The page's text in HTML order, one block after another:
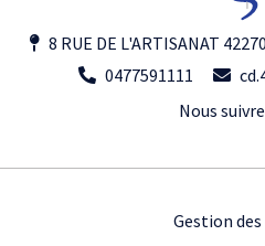
8 RUE DE L'ARTISANAT
0477591111
Nous
Gestion